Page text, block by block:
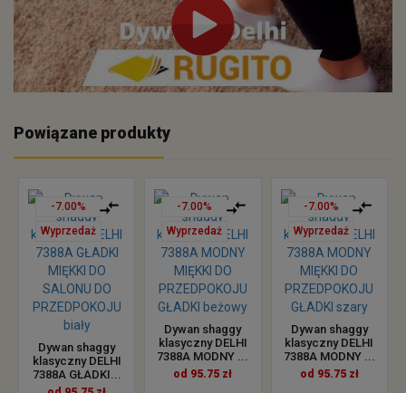
Powiązane produkty
-7.00%
Wyprzedaż
Dywan shaggy
klasyczny DELHI
7388A GŁADKI...
-7.00%
Wyprzedaż
Dywan shaggy
klasyczny DELHI
7388A MODNY ...
od 95.75 zł
-7.00%
Wyprzedaż
Dywan shaggy
klasyczny DELHI
7388A MODNY ...
od 95.75 zł